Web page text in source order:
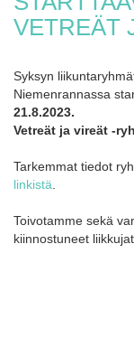
VETREÄT
Syksyn
Niemenrannassa
21.8.2023.
Vetreät ja vireät -
Tarkemmat tiedot
linkistä
Toivotamme sekä
kiinnostuneet